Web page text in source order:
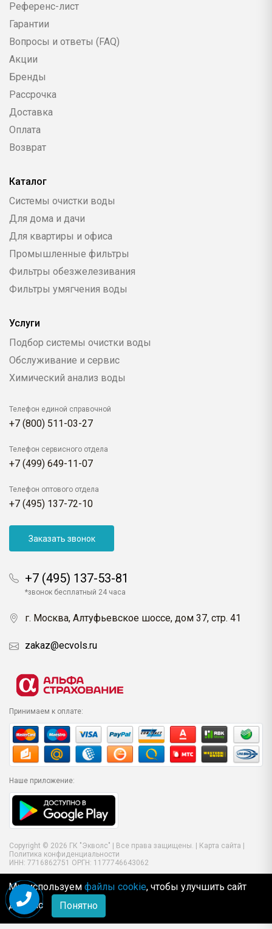
Референс-лист
Гарантии
Вопросы и ответы (FAQ)
Акции
Бренды
Рассрочка
Доставка
Оплата
Возврат
Каталог
Системы очистки воды
Для дома и дачи
Для квартиры и офиса
Промышленные фильтры
Фильтры обезжелезивания
Фильтры умягчения воды
Услуги
Подбор системы очистки воды
Обслуживание и сервис
Химический анализ воды
Телефон единой справочной
+7 (800) 511-03-27
Телефон сервисного отдела
+7 (499) 649-11-07
Телефон оптового отдела
+7 (495) 137-72-10
Заказать звонок
+7 (495) 137-53-81
*звонок бесплатный 24 часа
г. Москва, Алтуфьевское шоссе, дом 37, стр. 41
zakaz@ecvols.ru
Принимаем к оплате:
Наше приложение:
Copyright © 2026 ГК "Экволс" | Все права защищены. | Карта сайта
Политика конфиденциальности
ИНН: 7716862751 ОРГН: 1177746643062
Мы используем файлы cookie, чтобы улучшить сайт
для Вас
Понятно